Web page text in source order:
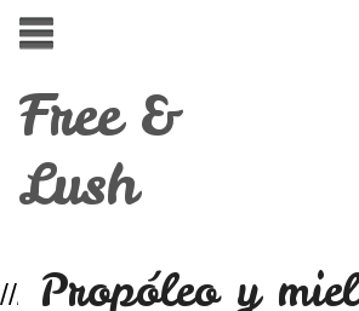
Free &
Lush
Propóleo y miel